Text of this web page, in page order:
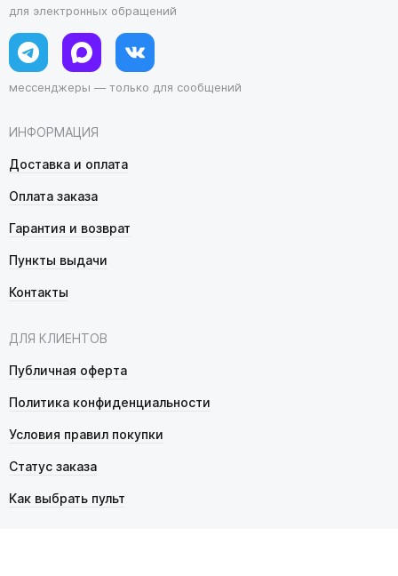
ИНФОРМАЦИЯ
Доставка и оплата
Оплата заказа
Гарантия и возврат
Пункты выдачи
Контакты
ДЛЯ КЛИЕНТОВ
Публичная оферта
Политика конфиденциальности
Условия правил покупки
Статус заказа
Как выбрать пульт
для электронных обращений
мессенджеры — только для сообщений